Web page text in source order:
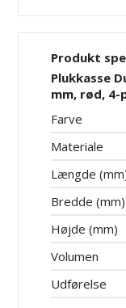
Produkt
Plukkasse
mm, rød, 4-
Farve
Materiale
Længde
Bredde (mm)
Højde (mm)
Volumen
Udførelse